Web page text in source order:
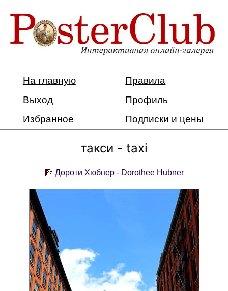
На главную
Правила
Выход
Профиль
Избранное
Подписки и цены
такси - taxi
Дороти Хюбнер - Dorothee Hubner